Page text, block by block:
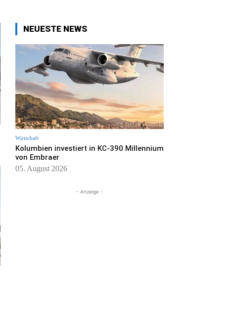
NEUESTE NEWS
Wirtschaft
Kolumbien investiert in KC-390 Millennium
von Embraer
05. August 2026
- Anzeige -